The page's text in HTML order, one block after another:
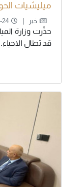
ميليشيات
خبر 24
حذّرت وزارة
قد تطال